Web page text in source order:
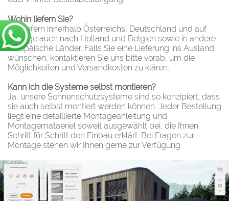
Wohin liefern Sie?
Wir liefern innerhalb Österreichs, Deutschland und auf
Anfrage auch nach Holland und Belgien sowie in andere
europäische Länder. Falls Sie eine Lieferung ins Ausland
wünschen, kontaktieren Sie uns bitte vorab, um die
Möglichkeiten und Versandkosten zu klären.
Kann ich die Systeme selbst montieren?
Ja, unsere Sonnenschutzsysteme sind so konzipiert, dass
sie auch selbst montiert werden können. Jeder Bestellung
liegt eine detaillierte Montageanleitung und
Montagemataeriel soweit ausgewählt bei, die Ihnen
Schritt für Schritt den Einbau erklärt. Bei Fragen zur
Montage stehen wir Ihnen gerne zur Verfügung.